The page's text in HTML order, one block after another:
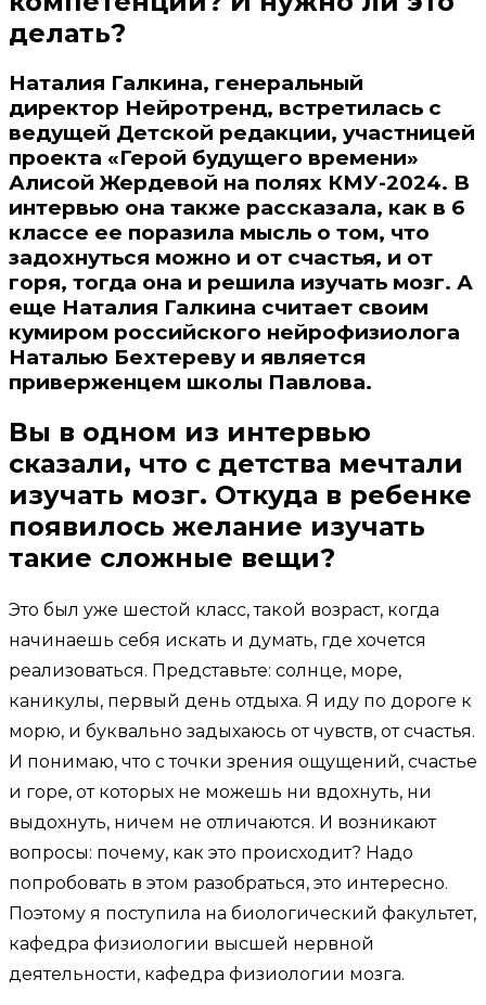
делать?
Наталия Галкина, генеральный
директор Нейротренд, встретилась с
ведущей Детской редакции, участницей
проекта «Герой будущего времени»
Алисой Жердевой на полях КМУ-2024. В
интервью она также рассказала, как в 6
классе ее поразила мысль о том, что
задохнуться можно и от счастья, и от
горя, тогда она и решила изучать мозг. А
еще Наталия Галкина считает своим
кумиром российского нейрофизиолога
Наталью Бехтереву и является
приверженцем школы Павлова.
Вы в одном из интервью
сказали, что с детства мечтали
изучать мозг. Откуда в ребенке
появилось желание изучать
такие сложные вещи?
Это был уже шестой класс, такой возраст, когда
начинаешь себя искать и думать, где хочется
реализоваться. Представьте: солнце, море,
каникулы, первый день отдыха. Я иду по дороге к
морю, и буквально задыхаюсь от чувств, от счастья.
И понимаю, что с точки зрения ощущений, счастье
и горе, от которых не можешь ни вдохнуть, ни
выдохнуть, ничем не отличаются. И возникают
вопросы: почему, как это происходит? Надо
попробовать в этом разобраться, это интересно.
Поэтому я поступила на биологический факультет,
кафедра физиологии высшей нервной
деятельности, кафедра физиологии мозга.